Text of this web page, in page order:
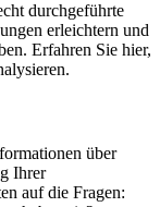
durchgeführte
erleichtern und
Erfahren Sie hier,
über
Ihrer
auf die Fragen: